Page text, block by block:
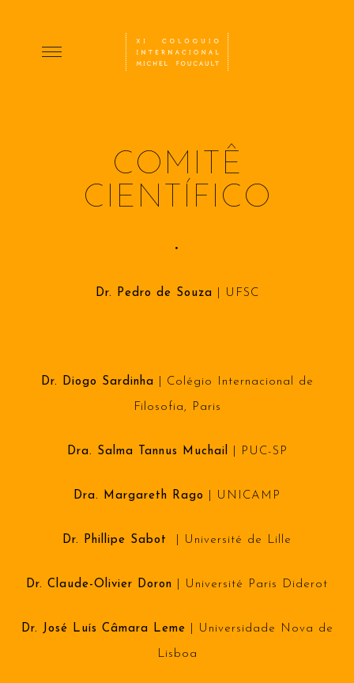
COMITÊ
CIENTÍFICO
•
Dr. Pedro de Souza | UFSC
Dr. Diogo Sardinha | Colégio Internacional de
Filosofia, Paris
Dra. Salma Tannus Muchail | PUC-SP
Dra. Margareth Rago | UNICAMP
Dr. Phillipe Sabot | Université de Lille
Dr. Claude-Olivier Doron | Université Paris Diderot
Dr. José Luís Câmara Leme | Universidade Nova de
Lisboa